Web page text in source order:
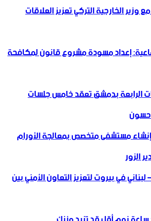
وزير الخارجية التركي تعزيز العلاقات
إعداد مسودة مشروع قانون لمكافحة
الرابعة بدمشق تعقد خامس جلسات
‌‏مستشفى متخصص بمعالجة الأورام
الزور
في بيروت لتعزيز التعاون ‏الأمني ‏بين